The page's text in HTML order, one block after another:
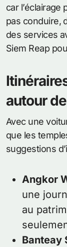
car
pas conduire,
des services
Siem Reap
autour
Avec une
que les
suggestions
Angkor
une
au
Banteay